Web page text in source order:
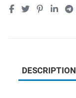
DESCRIPTION